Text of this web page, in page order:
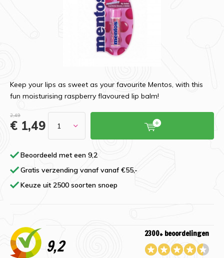
Keep your lips as sweet as your favourite Mentos, with this
fun moisturising raspberry flavoured lip balm!
2,49
€ 1,49
Beoordeeld met een 9,2
Gratis verzending vanaf vanaf €55,-
Keuze uit 2500 soorten snoep
9,2
2300+ beoordelingen